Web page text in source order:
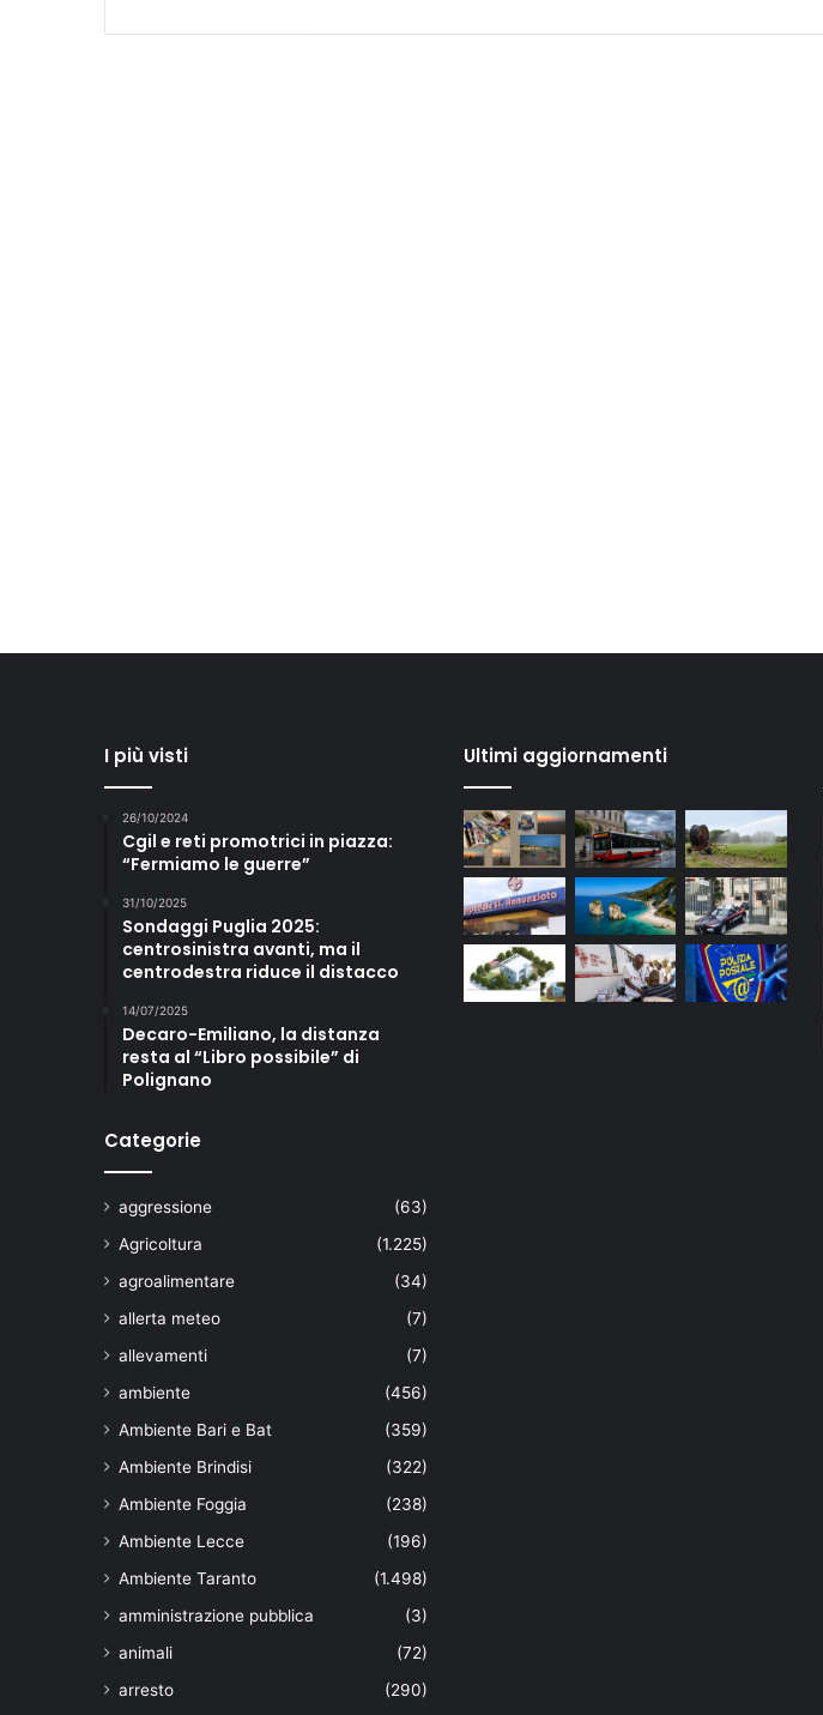
I più visti
26/10/2024
Cgil e reti promotrici in piazza:
“Fermiamo le guerre”
31/10/2025
Sondaggi Puglia 2025:
centrosinistra avanti, ma il
centrodestra riduce il distacco
14/07/2025
Decaro-Emiliano, la distanza
resta al “Libro possibile” di
Polignano
Categorie
aggressione
(63)
Agricoltura
(1.225)
agroalimentare
(34)
allerta meteo
(7)
allevamenti
(7)
ambiente
(456)
Ambiente Bari e Bat
(359)
Ambiente Brindisi
(322)
Ambiente Foggia
(238)
Ambiente Lecce
(196)
Ambiente Taranto
(1.498)
amministrazione pubblica
(3)
animali
(72)
arresto
(290)
Ultimi aggiornamenti